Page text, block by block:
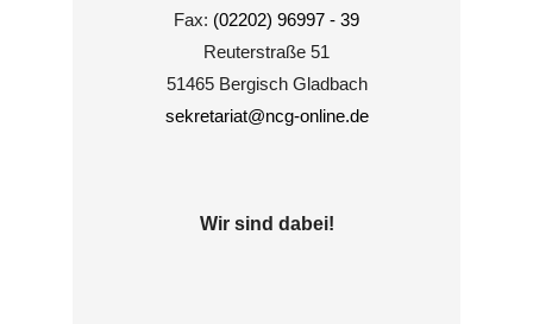
Fax: (02202) 96997 - 39
Reuterstraße 51
51465 Bergisch Gladbach
sekretariat@ncg-online.de
Wir sind dabei!